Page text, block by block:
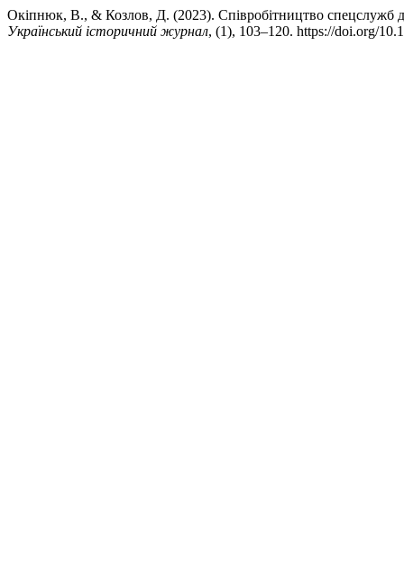
Окіпнюк, В., & Козлов, Д. (2023). Співробітництво спецслужб
Український історичний журнал, (1), 103–120. https://doi.org/